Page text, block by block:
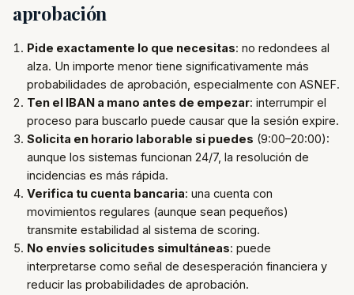
aprobación
Pide exactamente lo que necesitas: no redondees al
alza. Un importe menor tiene significativamente más
probabilidades de aprobación, especialmente con ASNEF.
Ten el IBAN a mano antes de empezar: interrumpir el
proceso para buscarlo puede causar que la sesión expire.
Solicita en horario laborable si puedes (9:00–20:00):
aunque los sistemas funcionan 24/7, la resolución de
incidencias es más rápida.
Verifica tu cuenta bancaria: una cuenta con
movimientos regulares (aunque sean pequeños)
transmite estabilidad al sistema de scoring.
No envíes solicitudes simultáneas: puede
interpretarse como señal de desesperación financiera y
reducir las probabilidades de aprobación.